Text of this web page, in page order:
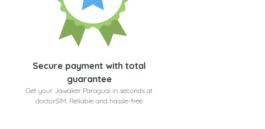
Secure payment with total
guarantee
Get your Jawaker Paraguai in seconds at
doctorSIM. Reliable and hassle-free